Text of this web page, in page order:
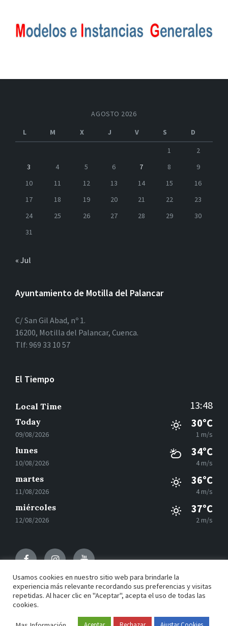
AGOSTO 2026
L
M X J V S
D
1
2
3
4 5 6 7 8
9
10
11 12 13 14 15
16
17
18 19 20 21 22
23
24
25 26 27 28 29
30
31
« Jul
Ayuntamiento de Motilla del Palancar
C/ San Gil Abad, nº 1.
16200, Motilla del Palancar, Cuenca.
Tlf: 969 33 10 57
El Tiempo
Local Time 13:48
Today
09/08/2026
30°C
1 m/s
lunes
10/08/2026
34°C
4 m/s
martes
11/08/2026
36°C
4 m/s
miércoles
12/08/2026
37°C
2 m/s
FacebookInstagramYoutube
© 2021 Motilla del Palancar - Desarrollado por Grupo
Usamos cookies en nuestro sitio web para brindarle la
experiencia más relevante recordando sus preferencias y visitas
repetidas. Al hacer clic en "Aceptar", acepta el uso de todas las
cookies.